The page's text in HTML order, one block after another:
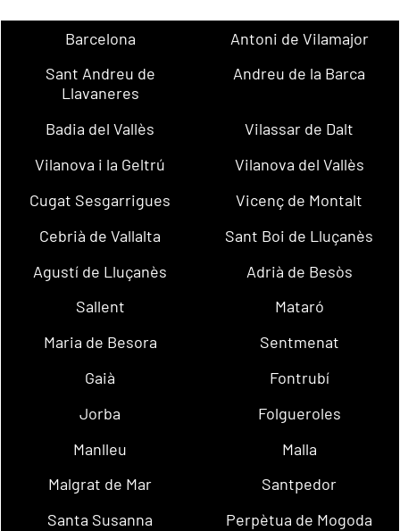
Barcelona
Antoni de Vilamajor
Sant Andreu de
Llavaneres
Andreu de la Barca
Badia del Vallès
Vilassar de Dalt
Vilanova i la Geltrú
Vilanova del Vallès
Cugat Sesgarrigues
Vicenç de Montalt
Cebrià de Vallalta
Sant Boi de Lluçanès
Agustí de Lluçanès
Adrià de Besòs
Sallent
Mataró
Maria de Besora
Sentmenat
Gaià
Fontrubí
Jorba
Folgueroles
Manlleu
Malla
Malgrat de Mar
Santpedor
Santa Susanna
Perpètua de Mogoda